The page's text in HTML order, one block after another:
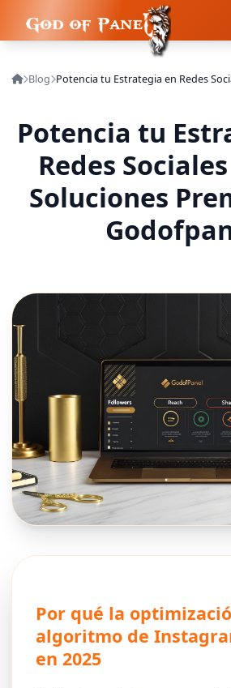
Blog
Potencia tu
Redes
Soluciones
Por qué la
algoritmo de
en 2025